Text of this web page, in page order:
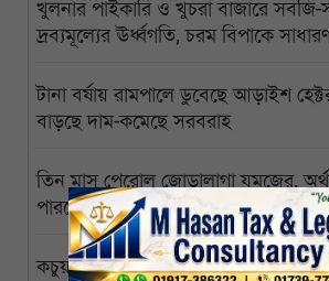
খুলনার পাইকারি ও খুচরা বাজারে সবজি-
দ্রব্যমূল্যের ঊর্ধ্বগতি, চরম বিপাকে
টানা বর্ষায় রামপালে ডুবেছে আড়াইশ
বাড়ছে দাম-কমেছে সরবরাহ
তিন মাস পেরোল জোড়ালাগা যমজের,
পারছেন না অসহায় বাবা
কচুয়ায় একই পরিবারের তিনজনের গলিত